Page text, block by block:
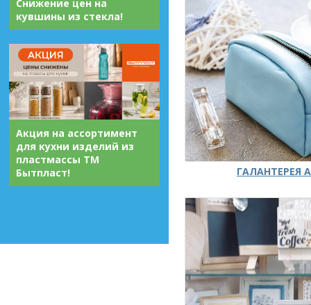
Снижение цен на
кувшины из стекла!
Акция на ассортимент
для кухни изделий из
пластмассы ТМ
Бытпласт!
ГАЛАНТЕРЕЯ